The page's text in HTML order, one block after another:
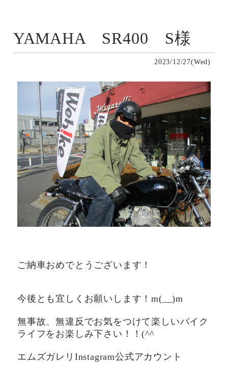
YAMAHA SR400 S様
2023/12/27(Wed)
ご納車おめでとうございます！
今後とも宜しくお願いします！m(__)m
無事故、無違反でお気をつけて楽しいバイク
ライフをお楽しみ下さい！！(^^ゞ
エムズガレリInstagram公式アカウント